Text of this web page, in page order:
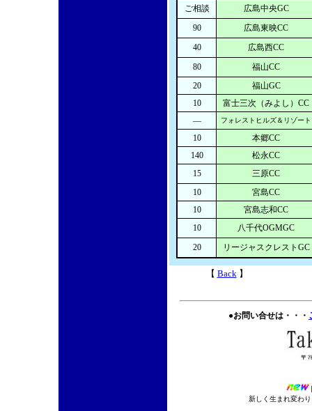
ご相談
広島中央GC
90
広島東映CC
40
広島西CC
80
福山CC
20
福山GC
10
富士三次（みよし）CC
―
フォレストヒルズ＆リゾート
10
本郷CC
140
松永CC
15
三原CC
10
宮島CC
10
宮島志和CC
10
八千代OGMGC
20
リージャスクレストGC
【 Back】
●お問い合せは・・・
新しく生まれ変わ